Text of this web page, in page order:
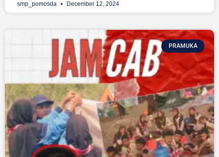
smp_pomosda December 12, 2024
PRAMUKA